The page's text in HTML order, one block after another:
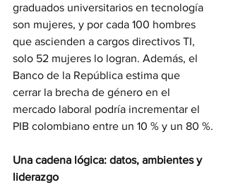
graduados universitarios en tecnología
son mujeres, y por cada 100 hombres
que ascienden a cargos directivos TI,
solo 52 mujeres lo logran. Además, el
Banco de la República estima que
cerrar la brecha de género en el
mercado laboral podría incrementar el
PIB colombiano entre un 10 % y un 80 %.
Una cadena lógica: datos, ambientes y
liderazgo